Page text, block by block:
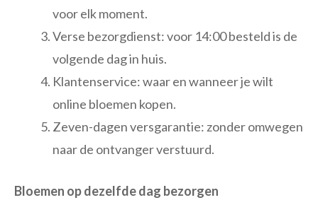
voor elk moment.
Verse bezorgdienst: voor 14:00 besteld is de
volgende dag in huis.
Klantenservice: waar en wanneer je wilt
online bloemen kopen.
Zeven-dagen versgarantie: zonder omwegen
naar de ontvanger verstuurd.
Bloemen op dezelfde dag bezorgen